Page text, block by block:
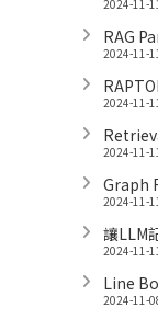
2024-11-
RAG
2024-11-
2024-11-
2024-11-
Graph
2024-11-
讓LLM
2024-11-
Line
2024-11-